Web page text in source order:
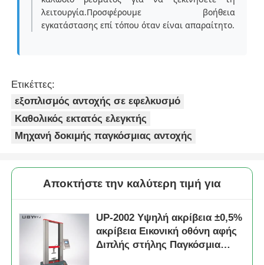
λειτουργία.Προσφέρουμε βοήθεια
εγκατάστασης επί τόπου όταν είναι απαραίτητο.
Ετικέττες:
εξοπλισμός αντοχής σε εφελκυσμό
Καθολικός εκτατός ελεγκτής
Μηχανή δοκιμής παγκόσμιας αντοχής
Αποκτήστε την καλύτερη τιμή για
UP-2002 Υψηλή ακρίβεια ±0,5%
ακρίβεια Εικονική οθόνη αφής
Διπλής στήλης Παγκόσμια